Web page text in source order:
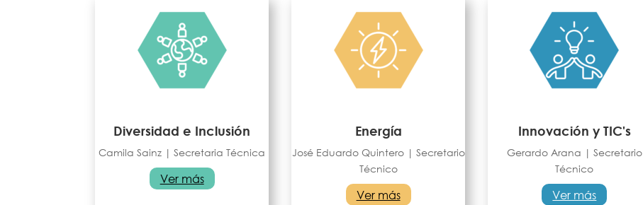
Diversidad e Inclusión
Camila Sainz | Secretaria Técnica
Ver más
Energía
José Eduardo Quintero | Secretario
Técnico
Ver más
Innovación y TIC's
Gerardo Arana | Secretario
Técnico
Ver más